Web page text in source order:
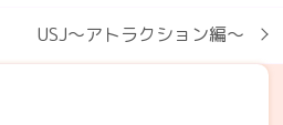
USJ～アトラクション編～